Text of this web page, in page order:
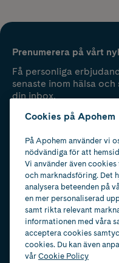
Prenumerera på vårt
Få personliga
senaste inom hälsa
din inbox.
Cookies på Apohem
På Apohem använder vi
nödvändiga för att
Vi använder även
och marknadsföring. Det
analysera beteenden på
en mer personaliserad
samt rikta relevant
informationen med våra
acceptera cookies
cookies. Du kan även
vårCookie Policy